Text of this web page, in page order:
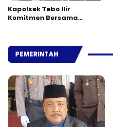
Kapolsek Tebo Ilir
Komitmen Bersama
Polisi
PEMERINTAH